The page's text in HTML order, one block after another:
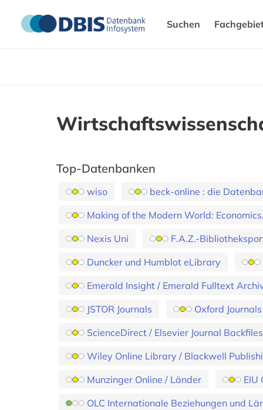
Suchen
Top-Datenbanken
wiso beck-online : die
Making of the Modern World:
Nexis Uni
F.A.Z.-
Duncker und Humblot eLibrary
Emerald Insight / Emerald Fulltext
JSTOR Journals
Oxford Journals
ScienceDirect / Elsevier Journal
Wiley Online Library / Blackwell
Munzinger Online / Länder
EIU
OLC Internationale Beziehungen und